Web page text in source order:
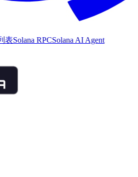
表Solana RPCSolana AI Agent